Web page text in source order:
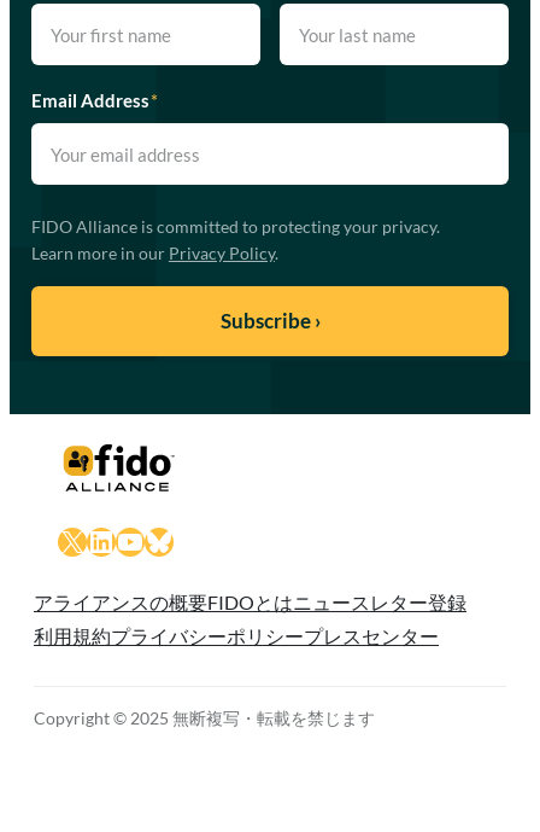
Email Address*
FIDO Alliance is committed to protecting your privacy.
Learn more in our Privacy Policy.
X LinkedIn
YouTube
Bluesky
アライアンスの概要FIDOとは ニュースレター登録
利用規約プライバシーポリシープレスセンター
Copyright © 2025 無断複写・転載を禁じます